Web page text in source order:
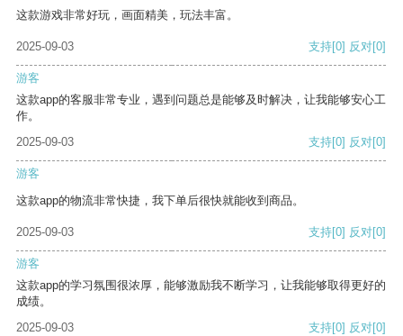
这款游戏非常好玩，画面精美，玩法丰富。
2025-09-03 支持[0] 反对[0]
游客
这款app的客服非常专业，遇到问题总是能够及时解决，让我能够安心工
作。
2025-09-03
支持[0] 反对[0]
游客
这款app的物流非常快捷，我下单后很快就能收到商品。
2025-09-03 支持[0] 反对[0]
游客
这款app的学习氛围很浓厚，能够激励我不断学习，让我能够取得更好的
成绩。
2025-09-03
支持[0] 反对[0]